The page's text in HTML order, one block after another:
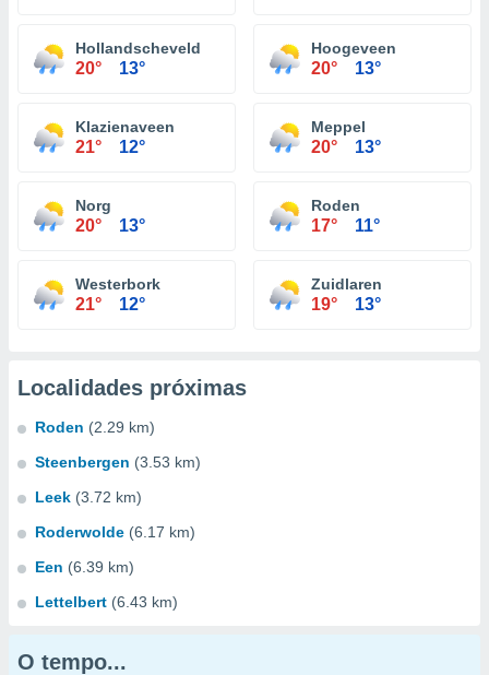
Hollandscheveld
20° 13°
Hoogeveen
20° 13°
Klazienaveen
21° 12°
Meppel
20° 13°
Norg
20° 13°
Roden
17° 11°
Westerbork
21° 12°
Zuidlaren
19° 13°
Localidades próximas
Roden (2.29 km)
Steenbergen (3.53 km)
Leek (3.72 km)
Roderwolde (6.17 km)
Een (6.39 km)
Lettelbert (6.43 km)
O tempo...